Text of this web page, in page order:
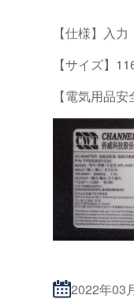
【仕様】入
【サイズ】
【電気用品
2022年03